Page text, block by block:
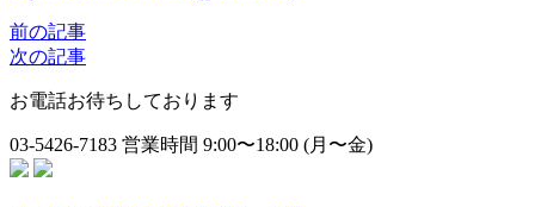
前の記事
次の記事
お電話お待ちしております
03-5426-7183 営業時間 9:00〜18:00 (月〜金)